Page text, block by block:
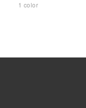
1 color